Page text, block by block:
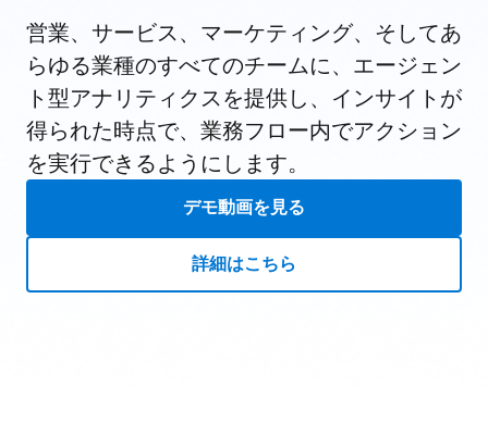
営業、サービス、マーケティング、そしてあ
らゆる業種のすべてのチームに、エージェン
ト型アナリティクスを提供し、インサイトが
得られた時点で、業務フロー内でアクション
を実行できるようにします。
デモ動画を見る
詳細はこちら